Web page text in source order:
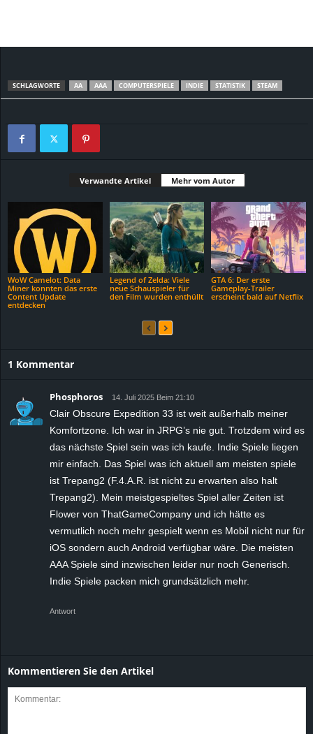
SCHLAGWORTE AA AAA COMPUTERSPIELE INDIE STATISTIK STEAM
Verwandte Artikel Mehr vom Autor
WoW Camelot: Data
Miner konnten das erste
Content Update
entdecken
Legend of Zelda: Viele
neue Schauspieler für
den Film wurden enthüllt
GTA 6: Der erste
Gameplay-Trailer
erscheint bald auf Netflix
1 Kommentar
Phosphoros 14. Juli 2025 Beim 21:10
Clair Obscure Expedition 33 ist weit außerhalb meiner
Komfortzone. Ich war in JRPG’s nie gut. Trotzdem wird es
das nächste Spiel sein was ich kaufe. Indie Spiele liegen
mir einfach. Das Spiel was ich aktuell am meisten spiele
ist Trepang2 (F.4.A.R. ist nicht zu erwarten also halt
Trepang2). Mein meistgespieltes Spiel aller Zeiten ist
Flower von ThatGameCompany und ich hätte es
vermutlich noch mehr gespielt wenn es Mobil nicht nur für
iOS sondern auch Android verfügbar wäre. Die meisten
AAA Spiele sind inzwischen leider nur noch Generisch.
Indie Spiele packen mich grundsätzlich mehr.
Antwort
Kommentieren Sie den Artikel